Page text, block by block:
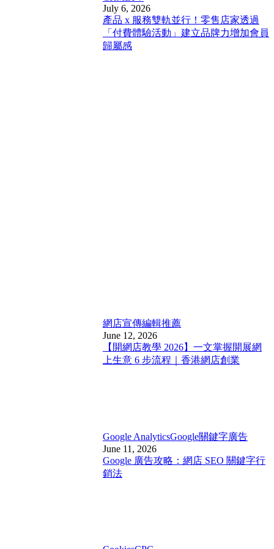
July 6, 2026
產品 x 服務雙軌並行！零售店家透過
「付費體驗活動」建立品牌力增加會員
歸屬感
網店宣傳編輯推薦
June 12, 2026
【開網店教學 2026】一文掌握開展網
上生意 6 步流程｜香港網店創業
Google AnalyticsGoogle關鍵字廣告
June 11, 2026
Google 廣告攻略：網店 SEO 關鍵字行
銷法